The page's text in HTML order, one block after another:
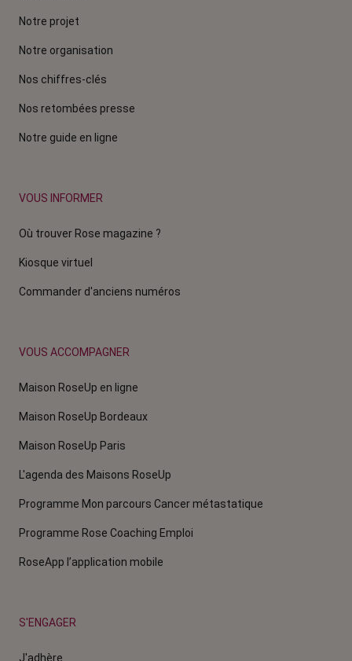
Notre projet
Notre organisation
Nos chiffres-clés
Nos retombées presse
Notre guide en ligne
VOUS INFORMER
Où trouver Rose magazine ?
Kiosque virtuel
Commander d'anciens numéros
VOUS ACCOMPAGNER
Maison RoseUp en ligne
Maison RoseUp Bordeaux
Maison RoseUp Paris
L'agenda des Maisons RoseUp
Programme Mon parcours Cancer métastatique
Programme Rose Coaching Emploi
RoseApp l’application mobile
S'ENGAGER
J'adhère